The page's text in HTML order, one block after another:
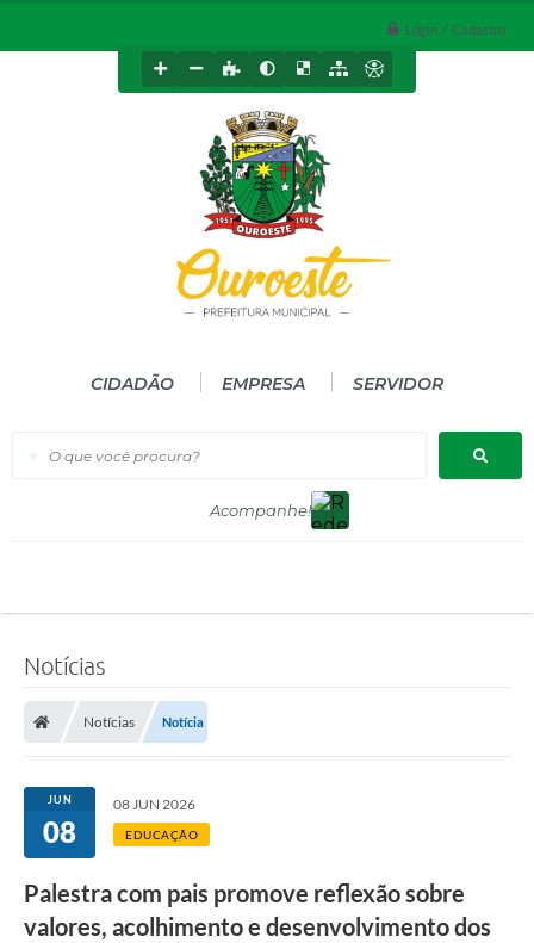
Login / Cadastro
O que você procura?
CIDADÃO EMPRESA SERVIDOR
Notícias
Notícias Notícia
JUN
08
08 JUN 2026
EDUCAÇÃO
Palestra com pais promove reflexão sobre
valores, acolhimento e desenvolvimento dos